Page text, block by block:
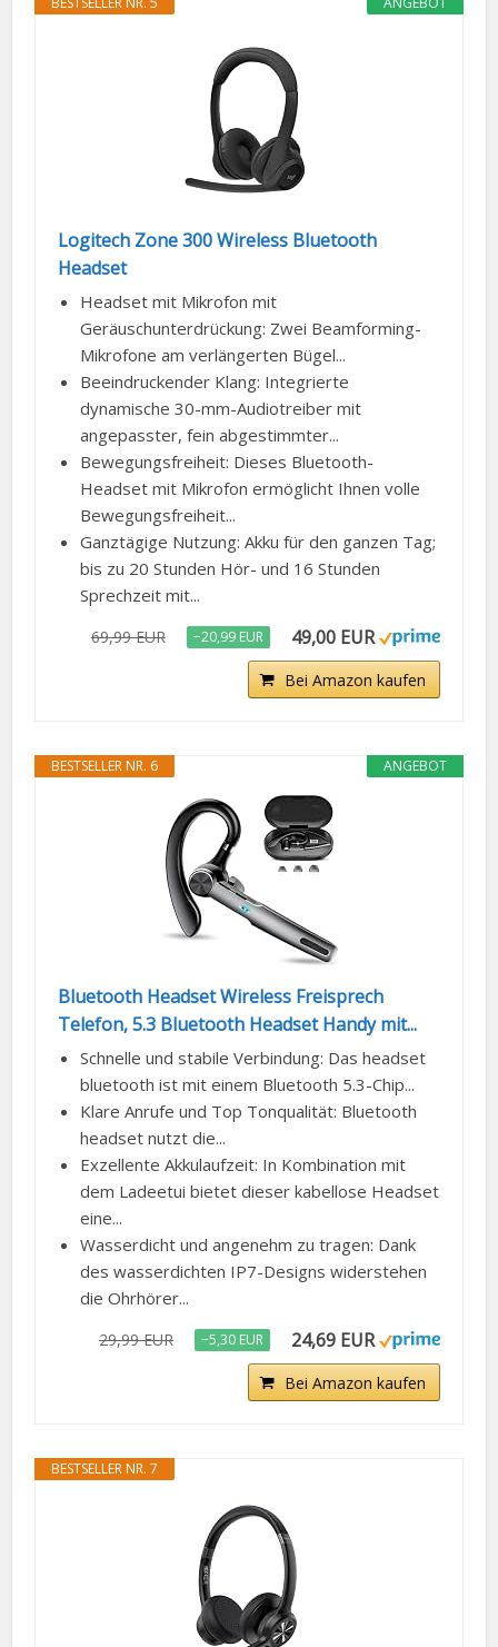
Logitech Zone 300 Wireless Bluetooth
Headset
Headset mit Mikrofon mit
Geräuschunterdrückung: Zwei Beamforming-
Mikrofone am verlängerten Bügel...
Beeindruckender Klang: Integrierte
dynamische 30-mm-Audiotreiber mit
angepasster, fein abgestimmter...
Bewegungsfreiheit: Dieses Bluetooth-
Headset mit Mikrofon ermöglicht Ihnen volle
Bewegungsfreiheit...
Ganztägige Nutzung: Akku für den ganzen Tag;
bis zu 20 Stunden Hör- und 16 Stunden
Sprechzeit mit...
69,99 EUR −20,99 EUR 49,00 EUR
Bei Amazon kaufen
ANGEBOT
BESTSELLER NR. 6
Bluetooth Headset Wireless Freisprech
Telefon, 5.3 Bluetooth Headset Handy mit...
Schnelle und stabile Verbindung: Das headset
bluetooth ist mit einem Bluetooth 5.3-Chip...
Klare Anrufe und Top Tonqualität: Bluetooth
headset nutzt die...
Exzellente Akkulaufzeit: In Kombination mit
dem Ladeetui bietet dieser kabellose Headset
eine...
Wasserdicht und angenehm zu tragen: Dank
des wasserdichten IP7-Designs widerstehen
die Ohrhörer...
29,99 EUR −5,30 EUR 24,69 EUR
Bei Amazon kaufen
BESTSELLER NR. 7